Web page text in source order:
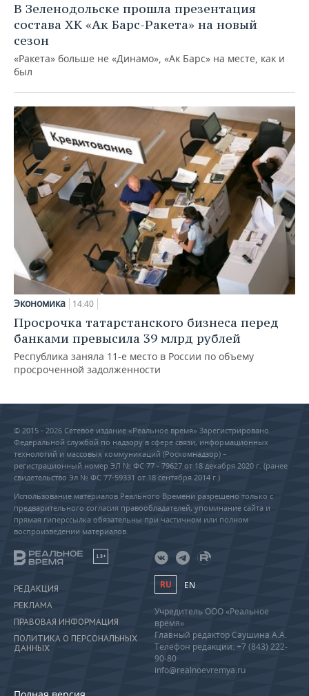
В Зеленодольске прошла презентация
состава ХК «Ак Барс-Ракета» на новый
сезон
«Ракета» больше не «Динамо», «Ак Барс» на месте, как и
был
Экономика 14:40
Просрочка татарстанского бизнеса перед
банками превысила 39 млрд рублей
Республика заняла 11-е место в России по объему
просроченной задолженности
© 2015 - 2026 Сетевое издание «Реальное время» Зарегистрировано
Федеральной службой по надзору в сфере связи, информационных
технологий и массовых коммуникаций (Роскомнадзор) –
регистрационный номер ЭЛ № ФС 77 - 79627 от 18 декабря 2020 г. (ранее
свидетельство Эл № ФС 77-59331 от 18 сентября 2014 г.)
Использование материалов Реального Времени разрешено только с
предварительного согласия правообладателей, упоминание сайта и
прямая гиперссылка обязательны при частичном или полном
воспроизведении материалов.
18+
РЕДАКЦИЯ
РЕКЛАМА
ПРАВОВАЯ ИНФОРМАЦИЯ
ПОЛИТИКА О ПЕРСОНАЛЬНЫХ
ДАННЫХ
RU EN
Учредитель ООО «Реальное
время»
Главный редактор Саушина А.А.
Телефон редакции: +7 (843) 222-
90-80
info@realnoevremya.ru